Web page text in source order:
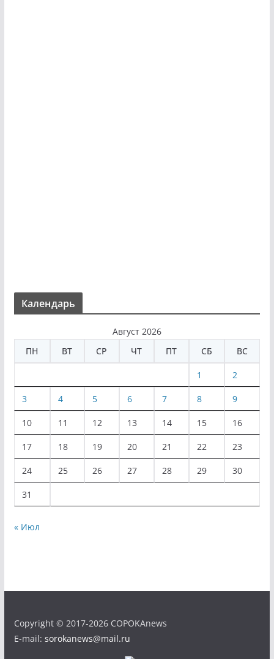
Календарь
Август 2026
ПН
ВТ СР ЧТ ПТ СБ ВС
1 2
3 4 5 6 7 8 9
10 11 12 13 14 15 16
17 18 19 20 21 22 23
24 25 26 27 28 29 30
31
« Июл
Copyright © 2017-2026 COPOKAnews
E-mail: sorokanews@mail.ru